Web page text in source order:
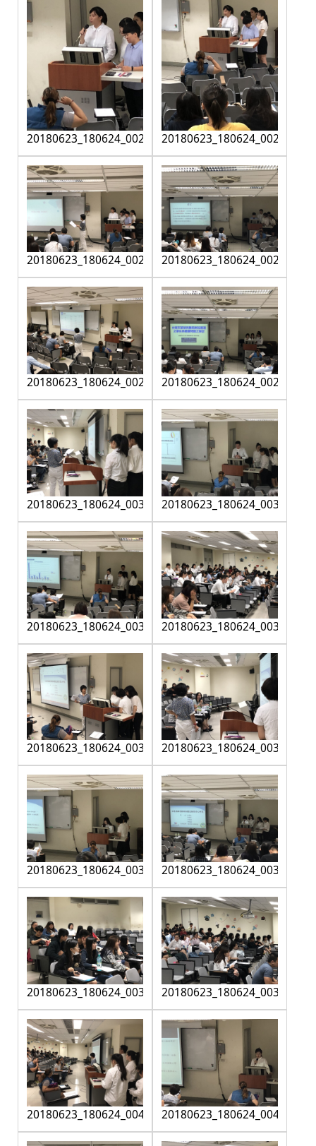
20180623_180624_0024 20180623_180624_0025
20180623_180624_0026 20180623_180624_0027
20180623_180624_0028 20180623_180624_0029
20180623_180624_0030 20180623_180624_0031
20180623_180624_0032 20180623_180624_0033
20180623_180624_0034 20180623_180624_0035
20180623_180624_0036 20180623_180624_0037
20180623_180624_0038 20180623_180624_0039
20180623_180624_0040 20180623_180624_0041